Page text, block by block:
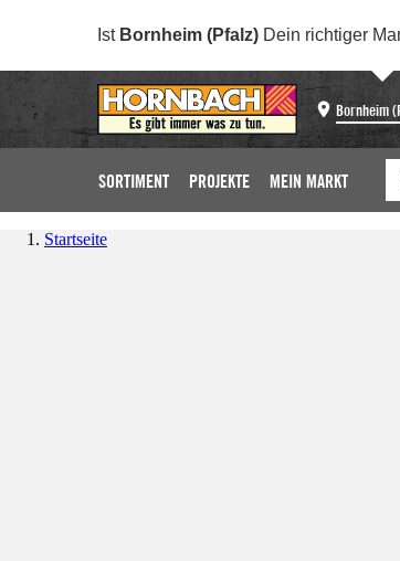
Ist Bornheim (Pfalz) Dein richtiger
Bornheim
SORTIMENT PROJEKTE MEIN MARKT
Startseite